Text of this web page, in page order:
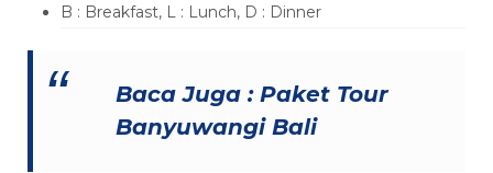
B : Breakfast, L : Lunch, D : Dinner
Baca Juga :Paket Tour
Banyuwangi Bali